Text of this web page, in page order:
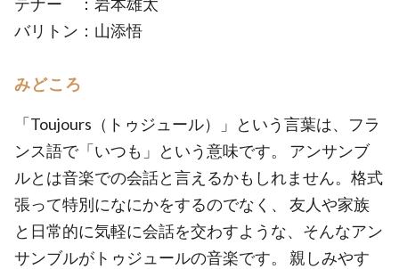
テナー ：岩本雄太
バリトン：山添悟
みどころ
「Toujours（トゥジュール）」という言葉は、フラ
ンス語で「いつも」という意味です。 アンサンブ
ルとは音楽での会話と言えるかもしれません。格式
張って特別になにかをするのでなく、 友人や家族
と日常的に気軽に会話を交わすような、そんなアン
サンブルがトゥジュールの音楽です。 親しみやす